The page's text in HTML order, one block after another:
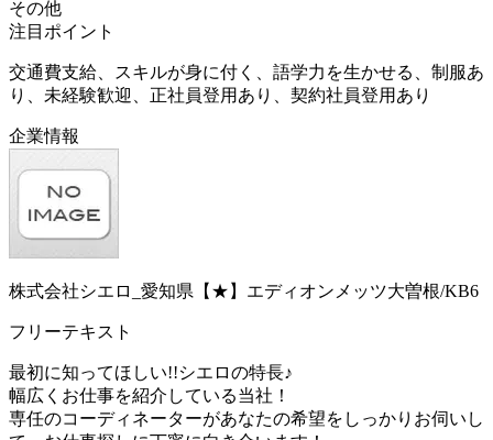
その他
注目ポイント
交通費支給、スキルが身に付く、語学力を生かせる、制服あ
り、未経験歓迎、正社員登用あり、契約社員登用あり
企業情報
株式会社シエロ_愛知県【★】エディオンメッツ大曽根/KB6
フリーテキスト
最初に知ってほしい!!シエロの特長♪
幅広くお仕事を紹介している当社！
専任のコーディネーターがあなたの希望をしっかりお伺いし